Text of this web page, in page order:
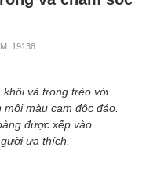
19138
và trong trẻo với
màu cam độc đáo.
được xếp vào
ưa thích.